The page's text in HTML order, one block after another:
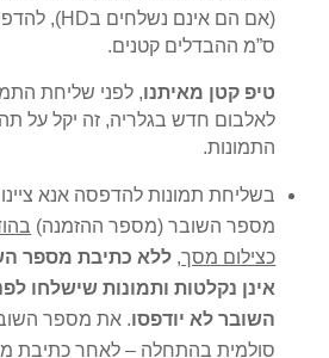
ס”מ ההבדלים קטנים.
טיפ קטן מאיתנו, לפני שליחת
לאלבום חדש בגלריה, זה יקל על
התמונות.
בשליחת תמונות להדפסה אנא
מספר השובר (מספר ההזמנה)
כצילום מסך, ללא כתיבת מספר
אינן נקלטות ותמונות שישלחו
השובר לא יודפסו. את מספר
סולמית בהתחלה – לאחר כתיבת